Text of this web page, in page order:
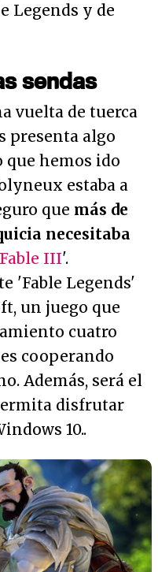
Legends y de
sendas
vuelta de tuerca
presenta algo
hemos ido
estaba a
que más de
necesitaba
Fable III'.
'Fable Legends'
un juego que
cuatro
cooperando
Además, será el
disfrutar
10..